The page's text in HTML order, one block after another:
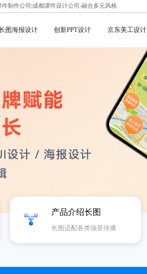
制作公司|成都课件设计公司-融合多元风格
图海报设计 创新PPT设计 京东美工设计
产品介绍长图
长图适配各类场景传播